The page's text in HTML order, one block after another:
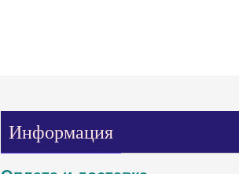
Информация